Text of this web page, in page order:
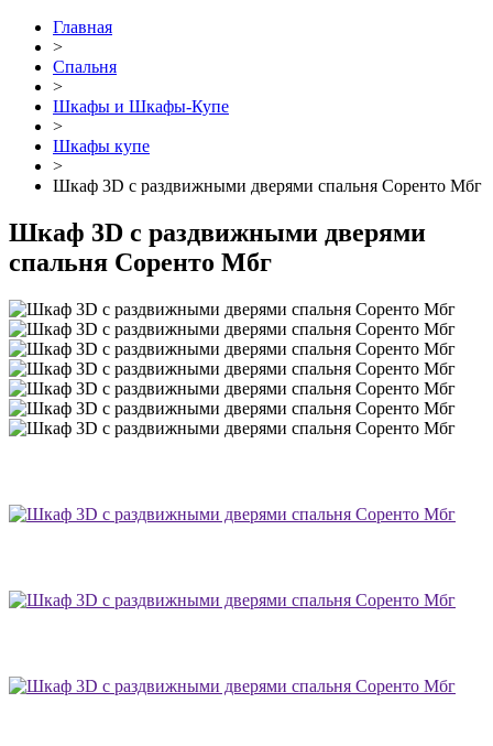
Главная
>
Спальня
>
Шкафы и Шкафы-Купе
>
Шкафы купе
>
Шкаф 3D с раздвижными дверями спальня Соренто Мбг
Шкаф 3D с раздвижными дверями
спальня Соренто Мбг